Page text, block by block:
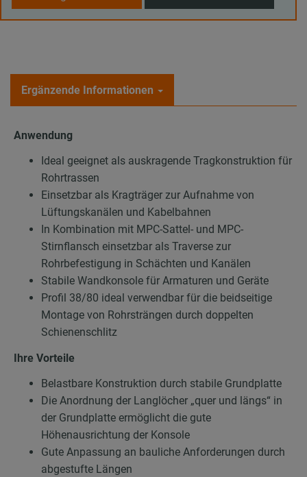
Ergänzende Informationen
Anwendung
Ideal geeignet als auskragende Tragkonstruktion für
Rohrtrassen
Einsetzbar als Kragträger zur Aufnahme von
Lüftungskanälen und Kabelbahnen
In Kombination mit MPC-Sattel- und MPC-
Stirnflansch einsetzbar als Traverse zur
Rohrbefestigung in Schächten und Kanälen
Stabile Wandkonsole für Armaturen und Geräte
Profil 38/80 ideal verwendbar für die beidseitige
Montage von Rohrsträngen durch doppelten
Schienenschlitz
Ihre Vorteile
Belastbare Konstruktion durch stabile Grundplatte
Die Anordnung der Langlöcher „quer und längs“ in
der Grundplatte ermöglicht die gute
Höhenausrichtung der Konsole
Gute Anpassung an bauliche Anforderungen durch
abgestufte Längen